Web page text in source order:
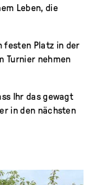
Leben, die
festen Platz in der
Turnier nehmen
Ihr das gewagt
in den nächsten